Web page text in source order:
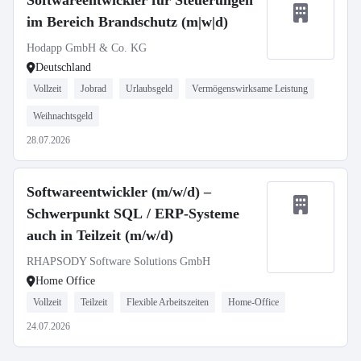
im Bereich Brandschutz (m|w|d)
Hodapp GmbH & Co. KG
Deutschland
Vollzeit Jobrad Urlaubsgeld Vermögenswirksame Leistung
Weihnachtsgeld
28.07.2026
Softwareentwickler (m/w/d) –
Schwerpunkt SQL / ERP-Systeme
auch in Teilzeit (m/w/d)
RHAPSODY Software Solutions GmbH
Home Office
Vollzeit Teilzeit Flexible Arbeitszeiten Home-Office
24.07.2026